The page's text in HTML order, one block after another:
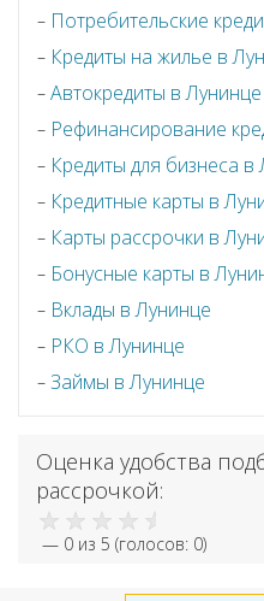
Потребительские
Кредиты на жилье в
Автокредиты в Лунинце
Рефинансирование
Кредиты для бизнеса в
Кредитные карты в
Карты рассрочки в
Бонусные карты в
Вклады в Лунинце
РКО в Лунинце
Займы в Лунинце
Оценка удобства
рассрочкой:
— 0 из 5 (голосов: 0)